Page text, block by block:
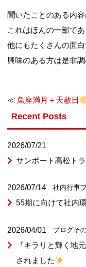
聞いたことのある内
これはほんの一部であ
他にもたくさんの面
興味のある方は是非
≪ 魚座満月＋天赦日
Recent Posts
2026/07/21
サンポート高松ト
2026/07/14 社内行事
55期に向けて社内
2026/04/01 ブログそ
『キラリと輝く地
されました